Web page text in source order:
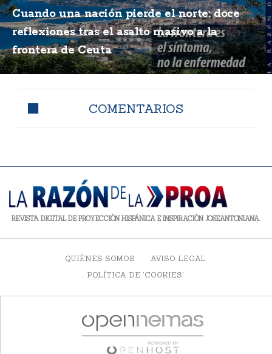
Cuando una nación pierde el norte: doce
reflexiones tras el asalto masivo a la
frontera de Ceuta
COMENTARIOS
REVISTA DIGITAL DE PROYECCIÓN HISPÁNICA E INSPIRACIÓN JOSEANTONIANA.
QUIÉNES SOMOS
AVISO LEGAL
POLÍTICA DE 'COOKIES'